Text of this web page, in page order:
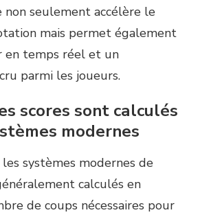
non seulement accélère le
mais permet également
en temps réel et un
parmi les joueurs.
scores sont calculés
modernes
les systèmes modernes de
calculés en
de coups nécessaires pour